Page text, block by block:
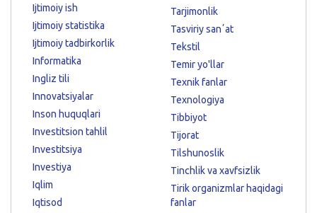
Ijtimoiy ish
Ijtimoiy statistika
Ijtimoiy tadbirkorlik
Informatika
Ingliz tili
Innovatsiyalar
Inson huquqlari
Investitsion tahlil
Investitsiya
Investiya
Iqlim
Iqtisod
Tarjimonlik
Tasviriy sanʼat
Tekstil
Temir yo'llar
Texnik fanlar
Texnologiya
Tibbiyot
Tijorat
Tilshunoslik
Tinchlik va xavfsizlik
Tirik organizmlar haqidagi
fanlar